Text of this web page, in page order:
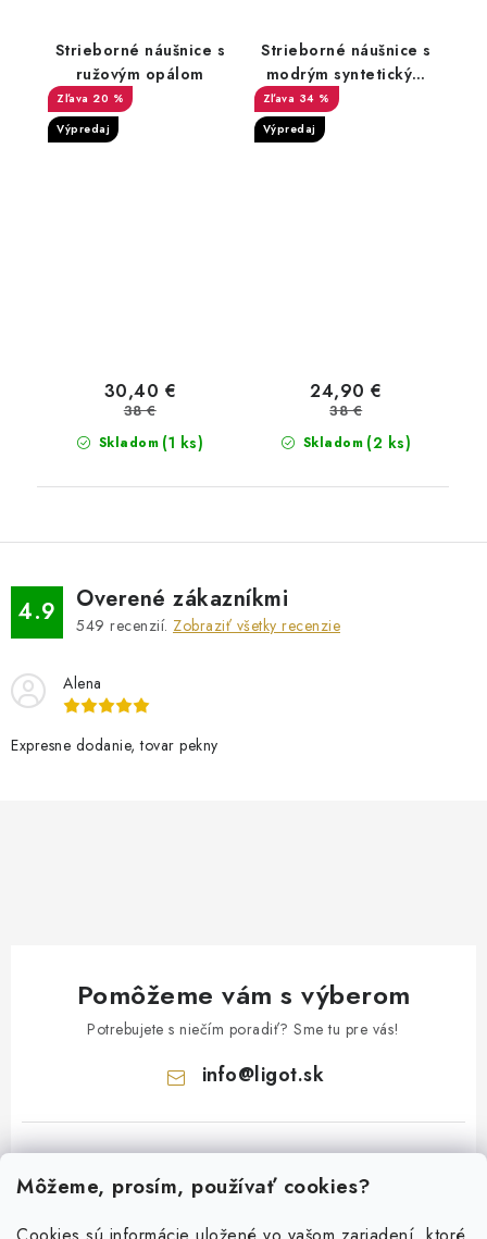
Môžeme, prosím, používať cookies?
Strieborné náušnice s
ružovým opálom
20 %
Výpredaj
Skladom (1 ks)
30,40 €
38 €
Strieborné náušnice s
modrým syntetickým
opálom
34 %
Výpredaj
Skladom (2 ks)
24,90 €
38 €
4.9 Overené zákazníkmi
549 recenzií. Zobraziť všetky recenzie
Alena
Expresne dodanie, tovar pekny
Pomôžeme vám s výberom
Potrebujete s niečím poradiť? Sme tu pre vás!
info@ligot.sk